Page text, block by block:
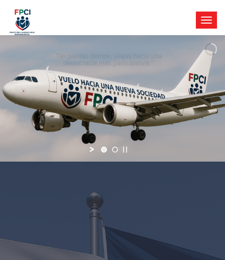
"No pierdas tiempo, viajas hacia una
democracia más participativa."